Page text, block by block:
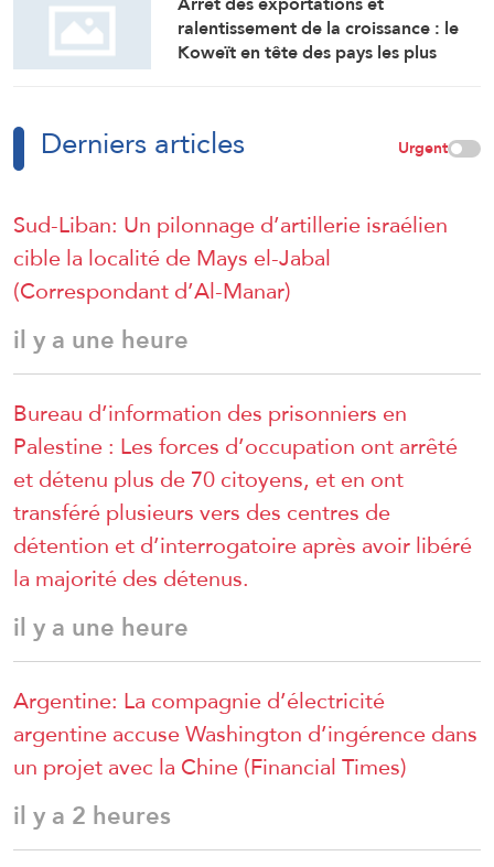
ralentissement de la croissance : le
Koweït en tête des pays les plus
Derniers articles Urgent
Sud-Liban: Un pilonnage d’artillerie israélien
cible la localité de Mays el-Jabal
(Correspondant d’Al-Manar)
il y a une heure
Bureau d’information des prisonniers en
Palestine : Les forces d’occupation ont arrêté
et détenu plus de 70 citoyens, et en ont
transféré plusieurs vers des centres de
détention et d’interrogatoire après avoir libéré
la majorité des détenus.
il y a une heure
Argentine: La compagnie d’électricité
argentine accuse Washington d’ingérence dans
un projet avec la Chine (Financial Times)
il y a 2 heures